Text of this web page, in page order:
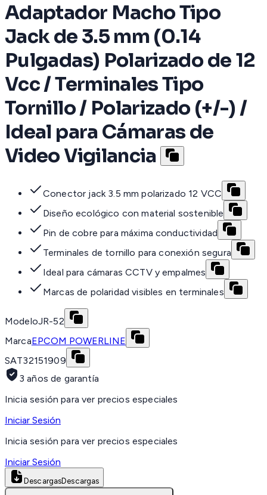
Adaptador Macho Tipo
Jack de 3.5 mm (0.14
Pulgadas) Polarizado de 12
Vcc / Terminales Tipo
Tornillo / Polarizado (+/-) /
Ideal para Cámaras de
Video Vigilancia
Conector jack 3.5 mm polarizado 12 VCC
Diseño ecológico con material sostenible
Pin de cobre para máxima conductividad
Terminales de tornillo para conexión segura
Ideal para cámaras CCTV y empalmes
Marcas de polaridad visibles en terminales
ModeloJR-52
MarcaEPCOM POWERLINE
SAT32151909
3 años de garantía
Inicia sesión para ver precios especiales
Iniciar Sesión
Inicia sesión para ver precios especiales
Iniciar Sesión
DescargasDescargas